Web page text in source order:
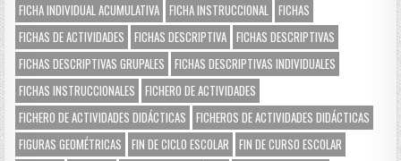
FICHA INDIVIDUAL ACUMULATIVA FICHA INSTRUCCIONAL FICHAS
FICHAS DE ACTIVIDADES
FICHAS DESCRIPTIVA FICHAS DESCRIPTIVAS
FICHAS DESCRIPTIVAS GRUPALES
FICHAS DESCRIPTIVAS INDIVIDUALES
FICHAS INSTRUCCIONALES
FICHERO DE ACTIVIDADES
FICHERO DE ACTIVIDADES DIDÁCTICAS
FICHEROS DE ACTIVIDADES DIDÁCTICAS
FIGURAS GEOMÉTRICAS
FIN DE CICLO ESCOLAR
FIN DE CURSO ESCOLAR